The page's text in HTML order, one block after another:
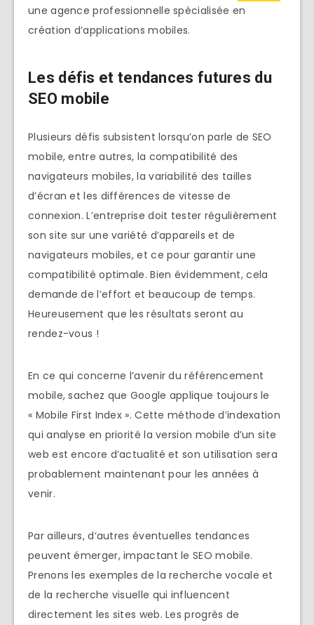
une agence professionnelle spécialisée en
création d’applications mobiles.
Les défis et tendances futures du
SEO mobile
Plusieurs défis subsistent lorsqu’on parle de SEO
mobile, entre autres, la compatibilité des
navigateurs mobiles, la variabilité des tailles
d’écran et les différences de vitesse de
connexion. L’entreprise doit tester régulièrement
son site sur une variété d’appareils et de
navigateurs mobiles, et ce pour garantir une
compatibilité optimale. Bien évidemment, cela
demande de l’effort et beaucoup de temps.
Heureusement que les résultats seront au
rendez-vous !
En ce qui concerne l’avenir du référencement
mobile, sachez que Google applique toujours le
« Mobile First Index ». Cette méthode d’indexation
qui analyse en priorité la version mobile d’un site
web est encore d’actualité et son utilisation sera
probablement maintenant pour les années à
venir.
Par ailleurs, d’autres éventuelles tendances
peuvent émerger, impactant le SEO mobile.
Prenons les exemples de la recherche vocale et
de la recherche visuelle qui influencent
directement les sites web. Les progrès de